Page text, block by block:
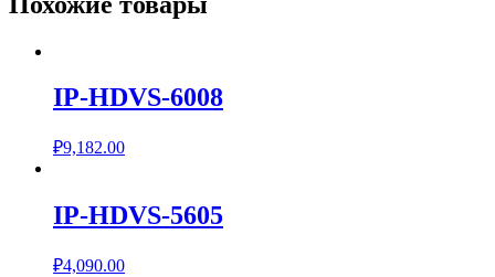
IP-HDVS-6008
₽9,182.00
IP-HDVS-5605
₽4,090.00